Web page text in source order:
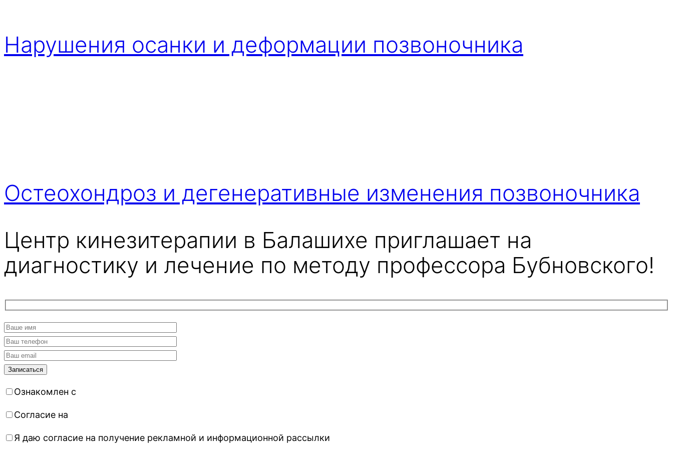
Нарушения осанки и деформации позвоночника
Остеохондроз и дегенеративные изменения позвоночника
Центр кинезитерапии в Балашихе приглашает на
диагностику и лечение по методу профессора Бубновского!
Ознакомлен с
Согласие на
Я даю согласие на получение рекламной и информационной рассылки